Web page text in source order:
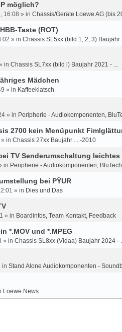
möglich?
16:08 » in Chassis/Geräte Loewe AG (bis
Taste (ROT)
» in Chassis SL5xx (bild 1, 2, 3) Baujahr
in Chassis SL7xx (bild i) Baujahr 2021 - ...
Mädchen
» in Kaffeeklatsch
» in Peripherie - Audiokomponenten,
2700 kein Menüpunkt
» in Chassis 27xx Baujahr ....-2010
TV Senderumschaltung leichtes
in Peripherie - Audiokomponenten,
bei PŸUR
» in Dies und Das
» in Boardinfos, Team Kontakt, Feedback
*.MOV und *.MPEG
» in Chassis SL8xx (Vidaa) Baujahr 2024 -
in Stand Alone Audiokomponenten -
Loewe News